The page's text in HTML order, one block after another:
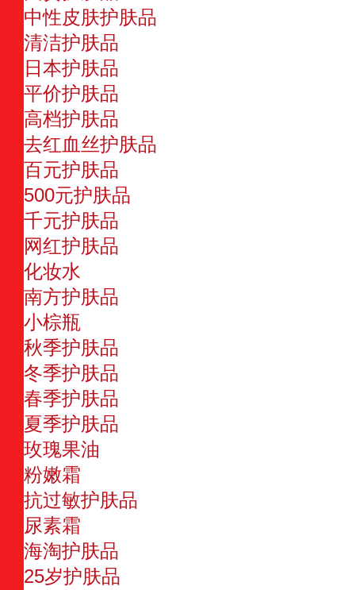
中性皮肤护肤品
清洁护肤品
日本护肤品
平价护肤品
高档护肤品
去红血丝护肤品
百元护肤品
500元护肤品
千元护肤品
网红护肤品
化妆水
南方护肤品
小棕瓶
秋季护肤品
冬季护肤品
春季护肤品
夏季护肤品
玫瑰果油
粉嫩霜
抗过敏护肤品
尿素霜
海淘护肤品
25岁护肤品